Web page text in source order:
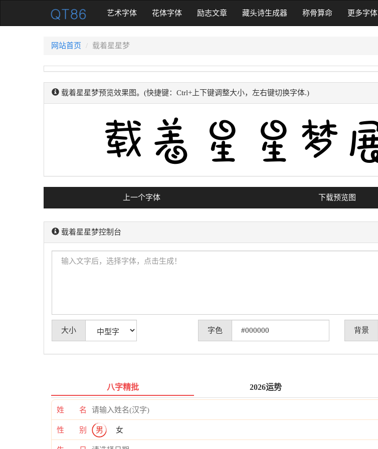
艺术字体(current)花体字体 励志文章 藏头诗生成器 称骨算命 更多字体
网站首页 载着星星梦
载着星星梦预览效果图。(快捷键：Ctrl+上下键调整大小，左右键切换字体.)
上一个字体 下载预览图
载着星星梦控制台
大小 字色 背景
八字精批 2026运势
姓 名
性 别 男 女